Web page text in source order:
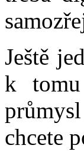
Ještě
k
chcete